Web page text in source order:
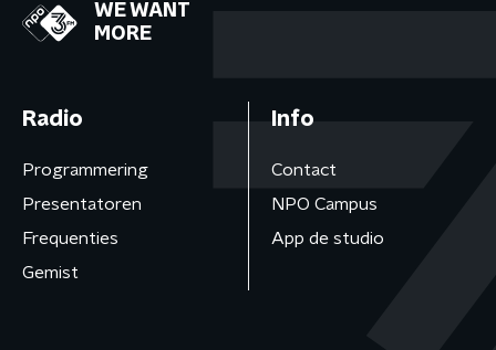
WE WANT
MORE
Radio
Programmering
Presentatoren
Frequenties
Gemist
Info
Contact
NPO Campus
App de studio